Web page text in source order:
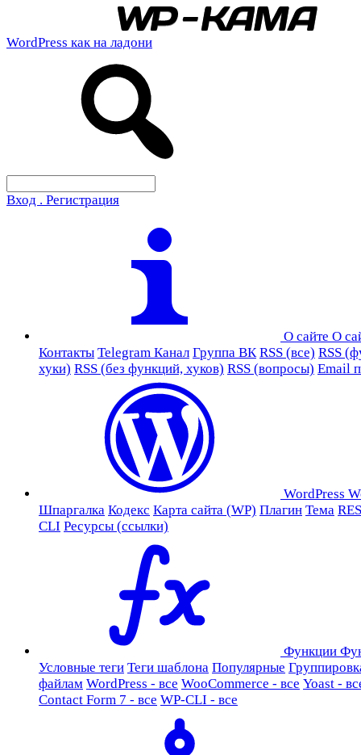
WordPress как на ладони
Вход . Регистрация
О сайте О
Контакты Telegram Канал Группа ВК RSS (все) RSS
хуки) RSS (без функций, хуков) RSS (вопросы) Email
WordPress
Шпаргалка Кодекс Карта сайта (WP) Плагин Тема
CLI Ресурсы (ссылки)
Функции
Условные теги Теги шаблона Популярные
файлам WordPress - все WooCommerce - все Yoast -
Contact Form 7 - все WP-CLI - все